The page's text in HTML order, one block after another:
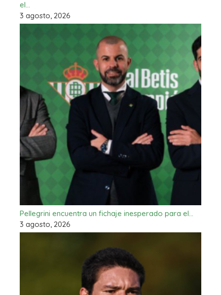
el…
3 agosto, 2026
Pellegrini encuentra un fichaje inesperado para el…
3 agosto, 2026